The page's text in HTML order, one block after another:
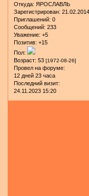
Откуда: ЯРОСЛАВЛЬ
Зарегистрирован: 21.02.2014
Приглашений: 0
Сообщений: 233
Уважение: +5
Позитив: +15
Пол:
Возраст: 53 [1972-08-26]
Провел на форуме:
12 дней 23 часа
Последний визит:
24.11.2023 15:20